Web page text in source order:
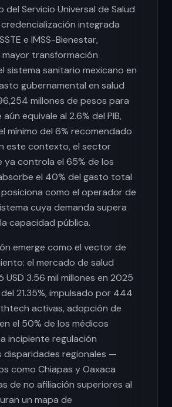
del Servicio Universal de Salud
integrada
e IMSS-Bienestar,
transformación
sistema sanitario mexicano en
gubernamental en salud
millones de pesos para
equivale al 2.6% del PIB,
mínimo del 6% recomendado
este contexto, el sector
controla el 65% de los
el 40% del gasto total
como el operador de
cuya demanda supera
capacidad pública.
emerge como el vector de
el mercado de salud
USD 3.56 mil millones en 2025
21.35%, impulsado por 444
activas, adopción de
el 50% de los médicos
incipiente regulación
disparidades regionales —
como Chiapas y Oaxaca
de no afiliación superiores al
un mapa de